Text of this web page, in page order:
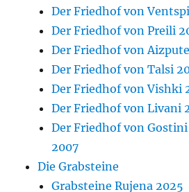
Der Friedhof von
Der Friedhof von Preili
Der Friedhof von
Der Friedhof von Talsi
Der Friedhof von Vishki
Der Friedhof von Livani
Der Friedhof von
2007
Die Grabsteine
Grabsteine Rujena 2025